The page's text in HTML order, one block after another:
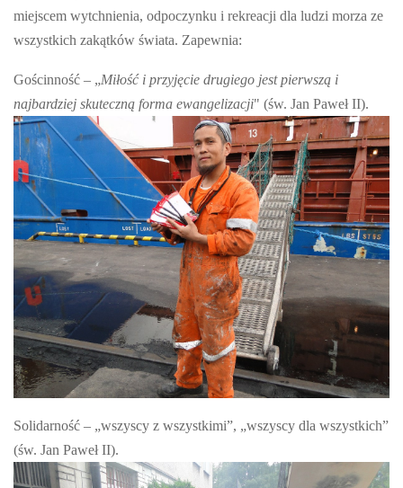
miejscem wytchnienia, odpoczynku i rekreacji dla ludzi morza ze
wszystkich zakątków świata. Zapewnia:
Gościnność – „Miłość i przyjęcie drugiego jest pierwszą i
najbardziej skuteczną forma ewangelizacji" (św. Jan Paweł II).
Solidarność – „wszyscy z wszystkimi”, „wszyscy dla wszystkich”
(św. Jan Paweł II).